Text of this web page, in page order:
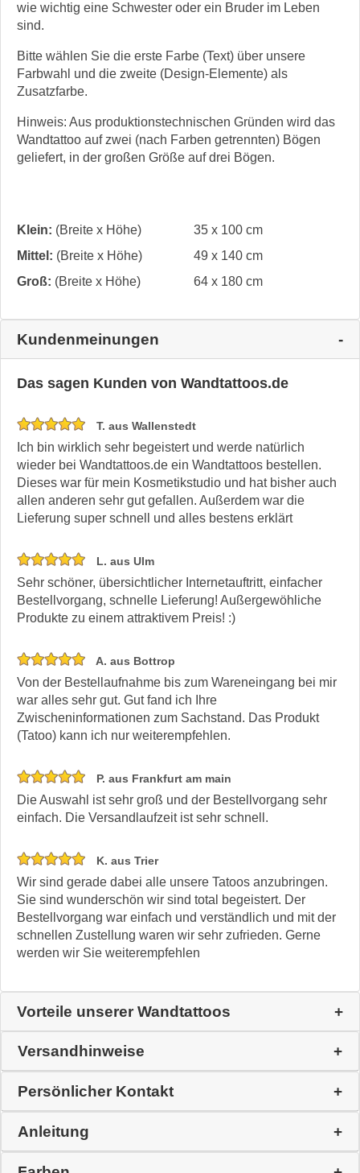
wie wichtig eine Schwester oder ein Bruder im Leben
sind.
Bitte wählen Sie die erste Farbe (Text) über unsere
Farbwahl und die zweite (Design-Elemente) als
Zusatzfarbe.
Hinweis: Aus produktionstechnischen Gründen wird das
Wandtattoo auf zwei (nach Farben getrennten) Bögen
geliefert, in der großen Größe auf drei Bögen.
Klein: (Breite x Höhe)
35 x 100 cm
Mittel: (Breite x Höhe)
49 x 140 cm
Groß: (Breite x Höhe) 64 x 180 cm
Kundenmeinungen
Das sagen Kunden von Wandtattoos.de
T. aus Wallenstedt
Ich bin wirklich sehr begeistert und werde natürlich
wieder bei Wandtattoos.de ein Wandtattoos bestellen.
Dieses war für mein Kosmetikstudio und hat bisher auch
allen anderen sehr gut gefallen. Außerdem war die
Lieferung super schnell und alles bestens erklärt
L. aus Ulm
Sehr schöner, übersichtlicher Internetauftritt, einfacher
Bestellvorgang, schnelle Lieferung! Außergewöhliche
Produkte zu einem attraktivem Preis! :)
A. aus Bottrop
Von der Bestellaufnahme bis zum Wareneingang bei mir
war alles sehr gut. Gut fand ich Ihre
Zwischeninformationen zum Sachstand. Das Produkt
(Tatoo) kann ich nur weiterempfehlen.
P. aus Frankfurt am main
Die Auswahl ist sehr groß und der Bestellvorgang sehr
einfach. Die Versandlaufzeit ist sehr schnell.
K. aus Trier
Wir sind gerade dabei alle unsere Tatoos anzubringen.
Sie sind wunderschön wir sind total begeistert. Der
Bestellvorgang war einfach und verständlich und mit der
schnellen Zustellung waren wir sehr zufrieden. Gerne
werden wir Sie weiterempfehlen
Vorteile unserer Wandtattoos
Versandhinweise
Persönlicher Kontakt
Anleitung